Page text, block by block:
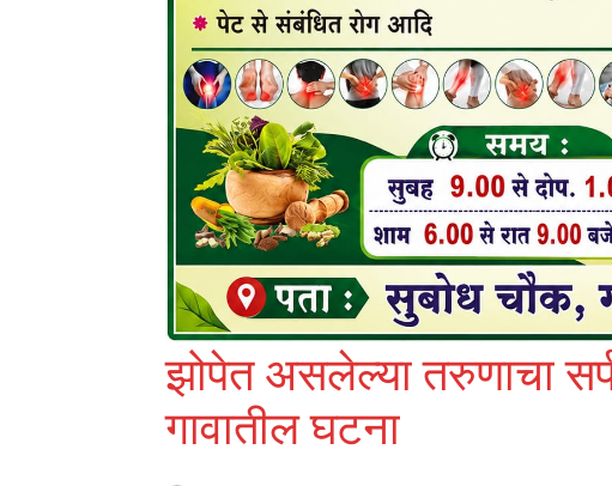
झोपेत असलेल्या तरुणाचा
गावातील घटना